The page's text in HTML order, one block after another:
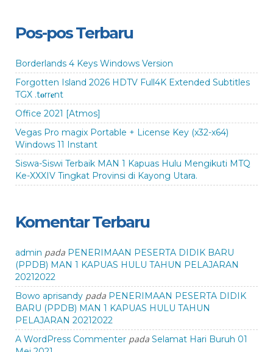
Pos-pos Terbaru
Borderlands 4 Keys Windows Version
Forgotten Island 2026 HDTV Full4K Extended Subtitles
TGX .t𝐨rr𝐞nt
Office 2021 [Atmos]
Vegas Pro magix Portable + License Key (x32-x64)
Windows 11 Instant
Siswa-Siswi Terbaik MAN 1 Kapuas Hulu Mengikuti MTQ
Ke-XXXIV Tingkat Provinsi di Kayong Utara.
Komentar Terbaru
admin pada PENERIMAAN PESERTA DIDIK BARU
(PPDB) MAN 1 KAPUAS HULU TAHUN PELAJARAN
20212022
Bowo aprisandy pada PENERIMAAN PESERTA DIDIK
BARU (PPDB) MAN 1 KAPUAS HULU TAHUN
PELAJARAN 20212022
A WordPress Commenter pada Selamat Hari Buruh 01